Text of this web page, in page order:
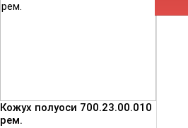
Кожух полуоси 700.23.00.010
рем.